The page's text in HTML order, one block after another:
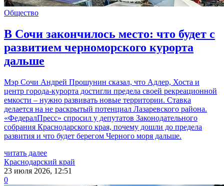
Общество
В Сочи закончилось место: что будет с
развитием черноморского курорта
дальше
Мэр Сочи Андрей Прошунин сказал, что Адлер, Хоста и
центр города-курорта достигли предела своей рекреационной
емкости – нужно развивать новые территории. Ставка
делается на не раскрытый потенциал Лазаревского района.
«ФедералПресс» спросил у депутатов Законодательного
собрания Краснодарского края, почему дошли до предела
развития и что будет берегом Черного моря дальше.
читать далее
Краснодарский край
23 июля 2026, 12:51
0